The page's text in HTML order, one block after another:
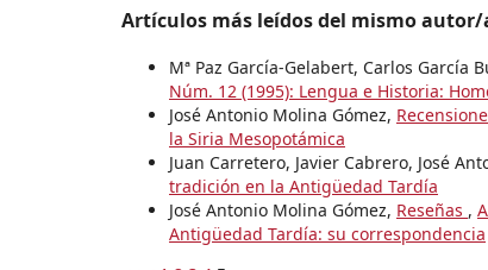
Artículos más leídos del mismo autor/
Mª Paz García-Gelabert, Carlos García
Núm. 12 (1995): Lengua e Historia:
José Antonio Molina Gómez,
la Siria Mesopotámica
Juan Carretero, Javier Cabrero, José
tradición en la Antigüedad Tardía
José Antonio Molina Gómez, Reseñas ,
Antigüedad Tardía: su correspondencia